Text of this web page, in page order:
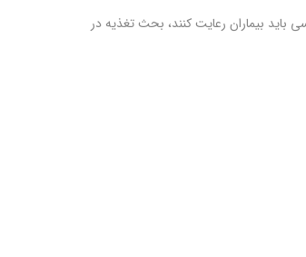
باید بیماران رعایت کنند، بحث تغذیه در